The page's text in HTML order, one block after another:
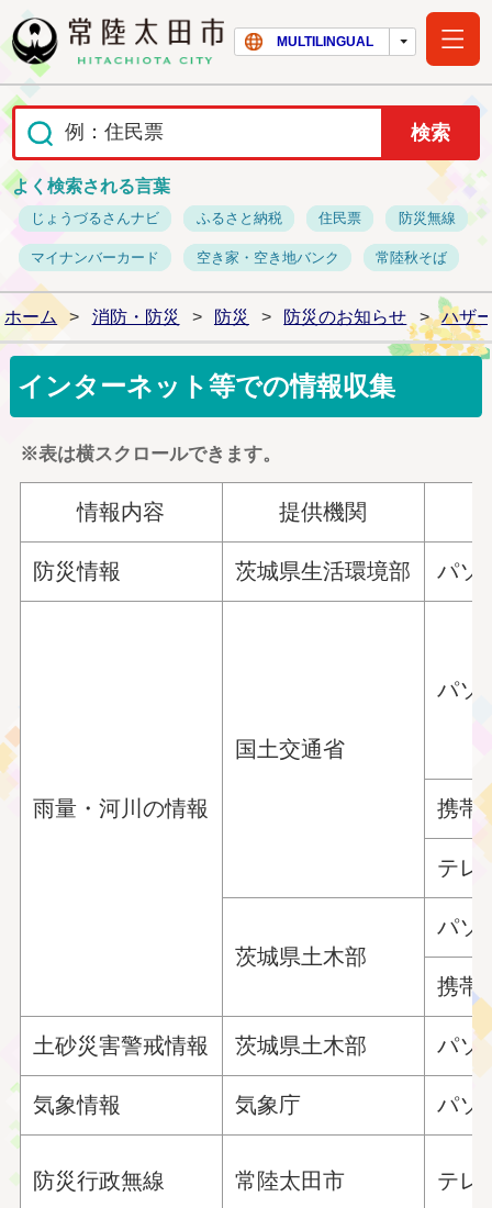
常陸太田市ホー
MULTILINGUAL
よく検索される言葉
じょうづるさんナビ ふるさと納税 住民票 防災無線
マイナンバーカード 空き家・空き地バンク 常陸秋そば
ホーム > 消防・防災 > 防災 > 防災のお知らせ > ハザ
インターネット等での情報収集
※表は横スクロールできます。
情報内容 提供機関
防災情報 茨城県生活環境部 パソ
雨量・河川の情報
国土交通省
パソ
携帯
テレ
茨城県土木部
パソ
携帯
土砂災害警戒情報 茨城県土木部 パソ
気象情報 気象庁 パソ
防災行政無線 常陸太田市 テレ